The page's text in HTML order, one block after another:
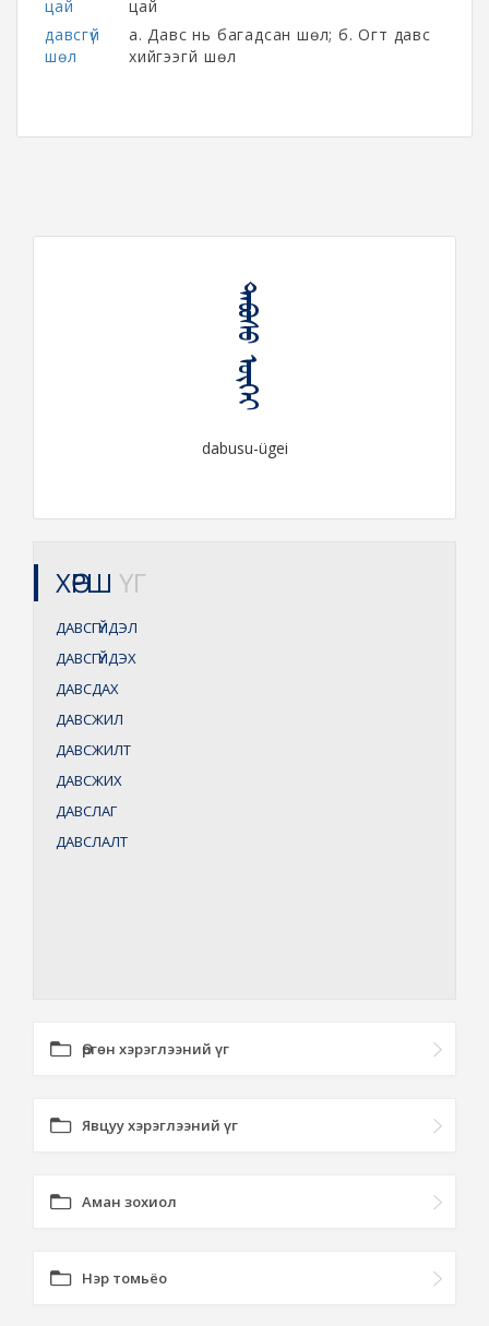
цай
цай
давсгүй
шөл
а. Давс нь багадсан шөл; б. Огт давс
хийгээгүй шөл
ᠳᠠᠪᠤᠰᠤ ᠦᠭᠡᠶ
dabusu-ügei
ХӨРШ ҮГ
ДАВСГҮЙДЭЛ
ДАВСГҮЙДЭХ
ДАВСДАХ
ДАВСЖИЛ
ДАВСЖИЛТ
ДАВСЖИХ
ДАВСЛАГ
ДАВСЛАЛТ
Өргөн хэрэглээний үг
Явцуу хэрэглээний үг
Аман зохиол
Нэр томьёо